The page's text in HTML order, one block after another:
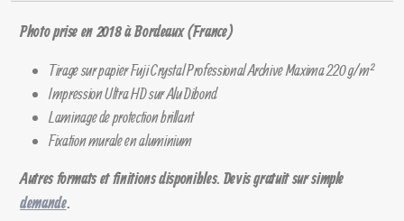
Photo prise en 2018 à Bordeaux (France)
Tirage sur papier Fuji Crystal Professional Archive Maxima 220 g/m²
Impression Ultra HD sur Alu Dibond
Laminage de protection brillant
Fixation murale en aluminium
Autres formats et finitions disponibles. Devis gratuit sur simple
demande.